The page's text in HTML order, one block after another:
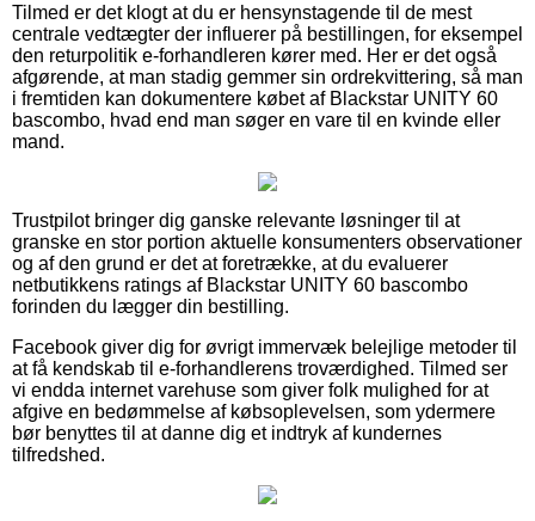
Tilmed er det klogt at du er hensynstagende til de mest
centrale vedtægter der influerer på bestillingen, for eksempel
den returpolitik e-forhandleren kører med. Her er det også
afgørende, at man stadig gemmer sin ordrekvittering, så man
i fremtiden kan dokumentere købet af Blackstar UNITY 60
bascombo, hvad end man søger en vare til en kvinde eller
mand.
Trustpilot bringer dig ganske relevante løsninger til at
granske en stor portion aktuelle konsumenters observationer
og af den grund er det at foretrække, at du evaluerer
netbutikkens ratings af Blackstar UNITY 60 bascombo
forinden du lægger din bestilling.
Facebook giver dig for øvrigt immervæk belejlige metoder til
at få kendskab til e-forhandlerens troværdighed. Tilmed ser
vi endda internet varehuse som giver folk mulighed for at
afgive en bedømmelse af købsoplevelsen, som ydermere
bør benyttes til at danne dig et indtryk af kundernes
tilfredshed.